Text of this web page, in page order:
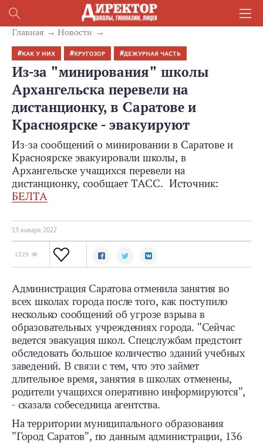
Главная Новости
КАК У НИХ КРУГОЗОР ДЕЖУРНАЯ ЧАСТЬ
Из-за "минирования" школы
Архангельска перевели на
дистанционку, в Саратове и
Красноярске - эвакуируют
Из-за сообщений о минировании в Саратове и
Красноярске эвакуировали школы, в
Архангельске учащихся перевели на
дистанционку, сообщает ТАСС. Источник:
БЕЛТА
13 января 2022
1329
Администрация Саратова отменила занятия во
всех школах города после того, как поступило
несколько сообщений об угрозе взрыва в
образовательных учреждениях города. "Сейчас
ведется эвакуация школ. Спецслужбам предстоит
обследовать большое количество зданий учебных
заведений. В связи с тем, что это займет
длительное время, занятия в школах отменены,
родители учащихся оперативно информируются",
- сказала собеседница агентства.
На территории муниципального образования
"Город Саратов", по данным администрации, 136